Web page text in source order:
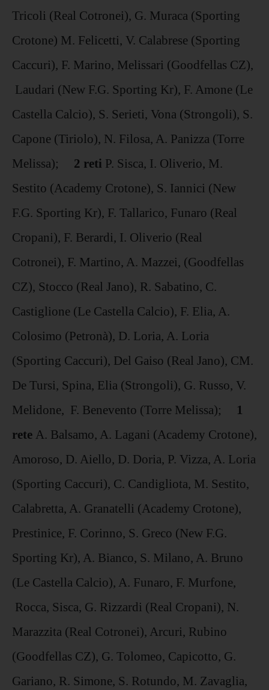
Tricoli (Real Cotronei), G. Muraca (Sporting
Crotone) M. Felicetti, V. Calabrese (Sporting
Caccuri), F. Marino, Melissari (Goodfellas CZ),
Laudari (New F.G. Sporting Kr), F. Amone (Le
Castella Calcio), S. Serieti, Vona (Strongoli), S.
Capone (Tiriolo), N. Filosa, A. Panizza (Torre
Melissa); 2 reti P. Sisca, I. Oliverio, M.
Sestito (Academy Crotone), S. Iannici (New
F.G. Sporting Kr), F. Tallarico, Funaro (Real
Cropani), F. Berardi, I. Oliverio (Real
Cotronei), F. Martino, A. Mazzei, (Goodfellas
CZ), Stocco (Real Jano), R. Sabatino, C.
Castiglione (Le Castella Calcio), F. Elia, A.
Colosimo (Petronà), D. Loria, A. Loria
(Sporting Caccuri), Del Gaiso (Real Jano), CM.
De Tursi, Spina, Elia (Strongoli), G. Russo, V.
Melidone, F. Benevento (Torre Melissa); 1
rete A. Balsamo, A. Lagani (Academy Crotone),
Amoroso, D. Aiello, D. Doria, P. Vizza, A. Loria
(Sporting Caccuri), C. Candigliota, M. Sestito,
Calabretta, A. Granatelli (Academy Crotone),
Prestinice, F. Corinno, S. Greco (New F.G.
Sporting Kr), A. Bianco, S. Milano, A. Bruno
(Le Castella Calcio), A. Funaro, F. Murfone,
Rocca, Sisca, G. Rizzardi (Real Cropani), N.
Marazzita (Real Cotronei), Arcuri, Rubino
(Goodfellas CZ), G. Tolomeo, Capicotto, G.
Gariano, R. Simone, S. Rotundo, M. Zavaglia,